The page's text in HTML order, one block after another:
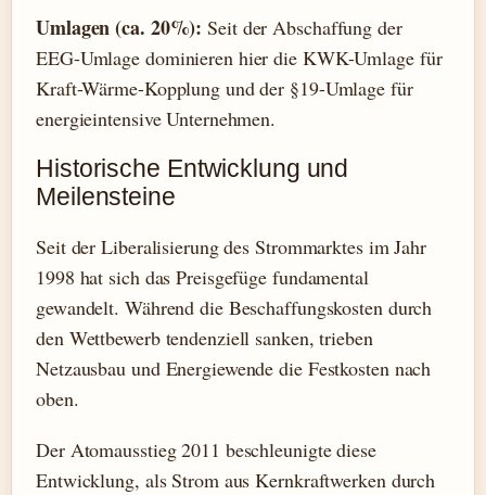
Umlagen (ca. 20%): Seit der Abschaffung der
EEG-Umlage dominieren hier die KWK-Umlage für
Kraft-Wärme-Kopplung und der §19-Umlage für
energieintensive Unternehmen.
Historische Entwicklung und
Meilensteine
Seit der Liberalisierung des Strommarktes im Jahr
1998 hat sich das Preisgefüge fundamental
gewandelt. Während die Beschaffungskosten durch
den Wettbewerb tendenziell sanken, trieben
Netzausbau und Energiewende die Festkosten nach
oben.
Der Atomausstieg 2011 beschleunigte diese
Entwicklung, als Strom aus Kernkraftwerken durch